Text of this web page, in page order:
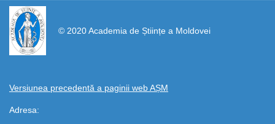
© 2020 Academia de Științe a Moldovei
Versiunea precedentă a paginii web AȘM
Adresa:
https://propletenie.ru/